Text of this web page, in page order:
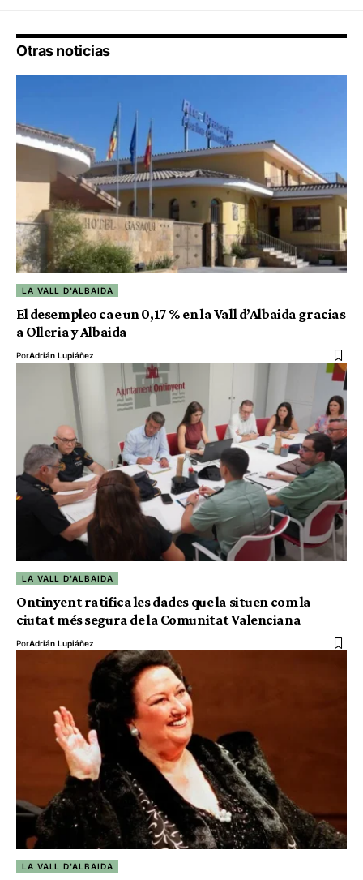
Otras noticias
LA VALL D'ALBAIDA
El desempleo cae un 0,17 % en la Vall d’Albaida gracias
a Olleria y Albaida
PorAdrián Lupiáñez
LA VALL D'ALBAIDA
Ontinyent ratifica les dades que la situen com la
ciutat més segura de la Comunitat Valenciana
PorAdrián Lupiáñez
LA VALL D'ALBAIDA